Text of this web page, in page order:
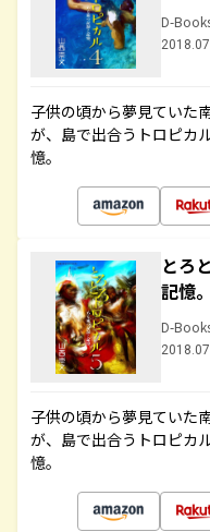
D-
子供の頃から夢見ていた
が、島で出合うトロピカ
憶。
とろ
記憶
D-
子供の頃から夢見ていた
が、島で出合うトロピカ
憶。